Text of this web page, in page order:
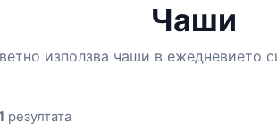
Чаши
използва чаши в ежедневието
резултата